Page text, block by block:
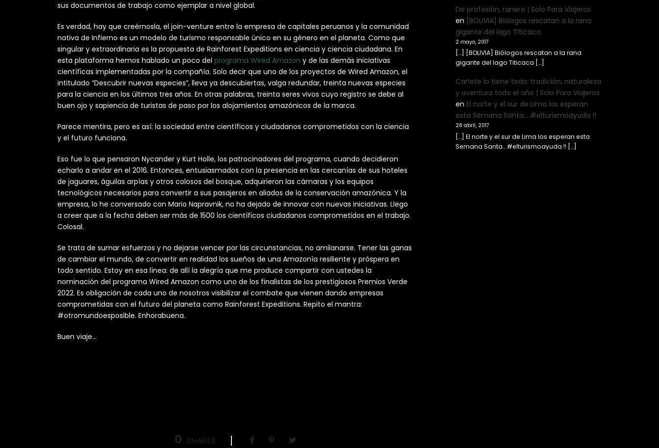
sus documentos de trabajo como ejemplar a nivel global.
Es verdad, hay que creérnosla, el join-venture entre la empresa de capitales peruanos y la comunidad
nativa de Infierno es un modelo de turismo responsable único en su género en el planeta. Como que
singular y extraordinaria es la propuesta de Rainforest Expeditions en ciencia y ciencia ciudadana. En
esta plataforma hemos hablado un poco del programa Wired Amazon y de las demás iniciativas
científicas implementadas por la compañía. Solo decir que uno de los proyectos de Wired Amazon, el
intitulado “Descubrir nuevas especies”, lleva ya descubiertas, valga redundar, treinta nuevas especies
para la ciencia en los últimos tres años. En otras palabras, treinta seres vivos cuyo registro se debe al
buen ojo y sapiencia de turistas de paso por los alojamientos amazónicos de la marca.
Parece mentira, pero es así: la sociedad entre científicos y ciudadanos comprometidos con la ciencia
y el futuro funciona.
Eso fue lo que pensaron Nycander y Kurt Holle, los patrocinadores del programa, cuando decidieron
echarlo a andar en el 2016. Entonces, entusiasmados con la presencia en las cercanías de sus hoteles
de jaguares, águilas arpías y otros colosos del bosque, adquirieron las cámaras y los equipos
tecnológicos necesarios para convertir a sus pasajeros en aliados de la conservación amazónica. Y la
empresa, lo he conversado con Mario Napravnik, no ha dejado de innovar con nuevas iniciativas. Llego
a creer que a la fecha deben ser más de 1500 los científicos ciudadanos comprometidos en el trabajo.
Colosal.
Se trata de sumar esfuerzos y no dejarse vencer por las circunstancias, no amilanarse. Tener las ganas
de cambiar el mundo, de convertir en realidad los sueños de una Amazonía resiliente y próspera en
todo sentido. Estoy en esa línea: de allí la alegría que me produce compartir con ustedes la
nominación del programa Wired Amazon como uno de los finalistas de los prestigiosos Premios Verde
2022. Es obligación de cada uno de nosotros visibilizar el combate que vienen dando empresas
comprometidas con el futuro del planeta como Rainforest Expeditions. Repito el mantra:
#otromundoesposible. Enhorabuena.
Buen viaje…
0 SHARES
De profesión, ranero | Solo Para Viajeros
en [BOLIVIA] Biólogos rescatan a la rana
gigante del lago Titicaca
2 mayo, 2017
[…] [BOLIVIA] Biólogos rescatan a la rana
gigante del lago Titicaca […]
Cañete lo tiene todo: tradición, naturaleza
y aventura todo el año | Solo Para Viajeros
en El norte y el sur de Lima los esperan
esta Semana Santa… #elturismoayuda !!
28 abril, 2017
[…] El norte y el sur de Lima los esperan esta
Semana Santa… #elturismoayuda !! […]